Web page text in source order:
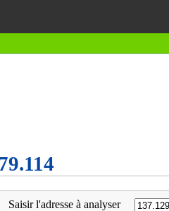
Saisir l'adresse à analyser